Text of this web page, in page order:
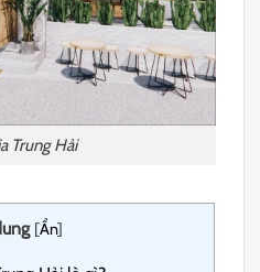
Trung Hải
[Ẩn]